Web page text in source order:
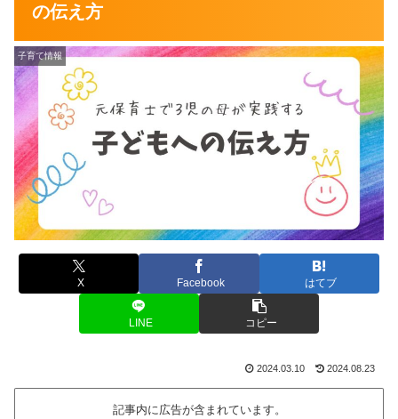
の伝え方
子育て情報
X Facebook はてブ
LINE コピー
2024.03.10 2024.08.23
記事内に広告が含まれています。